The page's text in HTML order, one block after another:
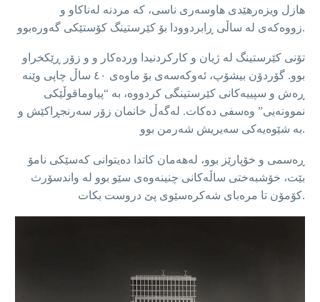
هازل ویزەرهێدی هاوسەری ناسی، کە مردنە لەناکاو و
زووەکەی لە ساڵی ڕابردوودا بۆ کێرستینگ کۆستێکی گەورەبوو.
تۆنی کێرستینگ لە ژیان و کارکردنیدا وردەکار و و زۆر ڕێکخراو
بوو. گۆردۆن بیشۆپ، ئەوکەسەی بۆ ماوەی ٤٠ ساڵ چاپی وێنە
ڕەش و سپییەکانی کێرستینگی کردووە، بە “پیاوماقوڵێکی
نموونەیی” وەسفی دەکات. لەگەڵ خانمان زۆر سەرنجڕاکێش و
بە شێوەیەکی سەیریش شەرمن بوو.
ڕەسمی و خۆپارێز بوو، لەهەمان کاتدا دەیتوانی کەسێکی نامۆ
بێت، خۆشبەختی ساڵەکانی چنینەوەی سێو بوو لە واندسۆرث
کۆمۆن تا مرەبای شەکرەسێوی پێ دروست بکات.